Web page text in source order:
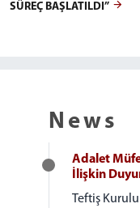
SÜREÇ BAŞLATILDI”
News
Adalet
İlişkin
Teftiş Kurulu